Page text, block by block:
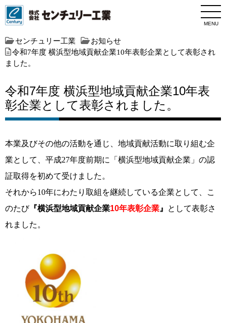
MENU
センチュリー工業
お知らせ
令和7年度 横浜型地域貢献企業10年表彰企業として表彰され
ました。
令和7年度 横浜型地域貢献企業10年表
彰企業として表彰されました。
本業及びその他の活動を通じ、地域貢献活動に取り組む企
業として、平成27年度前期に「横浜型地域貢献企業」の認
証取得を初めて受けました。
それから10年にわたり取組を継続している企業として、こ
のたび『横浜型地域貢献企業10年表彰企業 』
として表彰さ
れました。